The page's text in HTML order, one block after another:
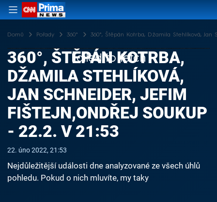
Domů Pořady 360° 360°, Štěpán Kotrba, Džamila Stehlíková, Jan
Failed to fetch
360°, ŠTĚPÁN KOTRBA,
DŽAMILA STEHLÍKOVÁ,
JAN SCHNEIDER, JEFIM
FIŠTEJN,ONDŘEJ SOUKUP
- 22.2. V 21:53
22. úno 2022, 21:53
Nejdůležitější události dne analyzované ze všech úhlů
pohledu. Pokud o nich mluvíte, my taky